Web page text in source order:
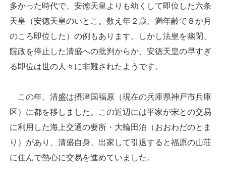
多かった時代で、安徳天皇よりも幼くして即位した六条
天皇（安徳天皇のいとこ。数え年２歳、満年齢で８か月
のころ即位した）の例もあります。しかし法皇を幽閉、
院政を停止した清盛への批判からか、安徳天皇の早すぎ
る即位は世の人々に非難されたようです。
この年、清盛は摂津国福原（現在の兵庫県神戸市兵庫
区）に都を移しました。この近辺には平家が宋との交易
に利用した海上交通の要所・大輪田泊（おおわだのとま
り）があり、清盛自身、出家して引退すると福原の山荘
に住んで熱心に交易を進めていました。